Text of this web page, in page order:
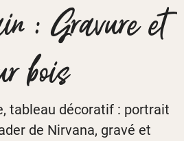
: Gravure et
bois
tableau décoratif : portrait
de Nirvana, gravé et